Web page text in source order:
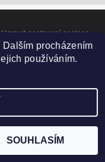
Upravit nastavení cookies
procházením
používáním.
SOUHLASÍM